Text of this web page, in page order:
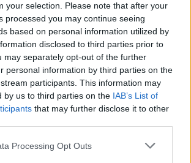
your selection. Please note that after your
processed you may continue seeing
based on personal information utilized by
disclosed to third parties prior to
may separately opt-out of the further
personal information by third parties on the
participants. This information may
by us to third parties on the IAB’s List of
that may further disclose it to other
Processing Opt Outs
i Neuroradiologii
Medycznego w Lublinie.